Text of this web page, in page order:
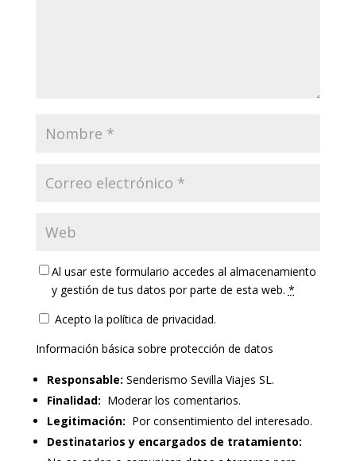
Al usar este formulario accedes al almacenamiento
y gestión de tus datos por parte de esta web. *
Acepto la política de privacidad.
Información básica sobre protección de datos
Responsable: Senderismo Sevilla Viajes SL.
Finalidad: Moderar los comentarios.
Legitimación: Por consentimiento del interesado.
Destinatarios y encargados de tratamiento: